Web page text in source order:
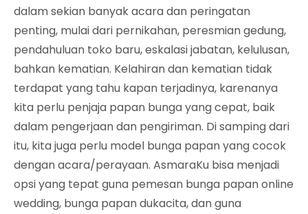
dalam sekian banyak acara dan peringatan
penting, mulai dari pernikahan, peresmian gedung,
pendahuluan toko baru, eskalasi jabatan, kelulusan,
bahkan kematian. Kelahiran dan kematian tidak
terdapat yang tahu kapan terjadinya, karenanya
kita perlu penjaja papan bunga yang cepat, baik
dalam pengerjaan dan pengiriman. Di samping dari
itu, kita juga perlu model bunga papan yang cocok
dengan acara/perayaan. AsmaraKu bisa menjadi
opsi yang tepat guna pemesan bunga papan online
wedding, bunga papan dukacita, dan guna